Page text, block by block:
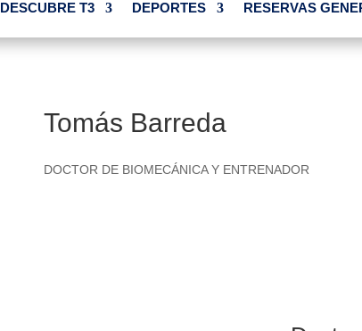
DESCUBRE T3 DEPORTES RESERVAS
Tomás Barreda
DOCTOR DE BIOMECÁNICA Y ENTRENADOR